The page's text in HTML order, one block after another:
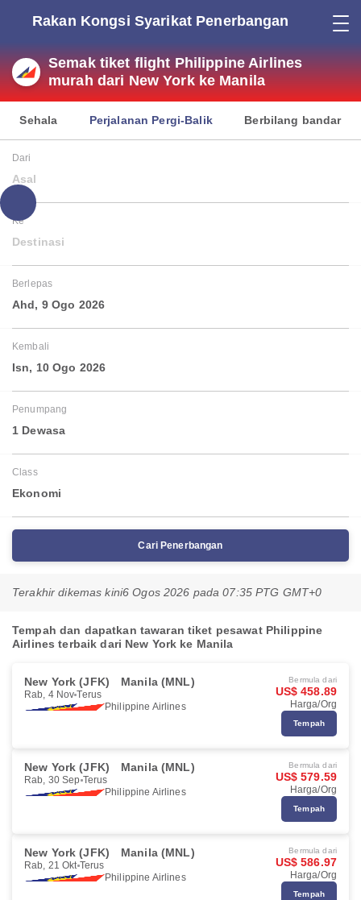
Rakan Kongsi Syarikat Penerbangan
Semak tiket flight Philippine Airlines
murah dari New York ke Manila
Sehala Perjalanan Pergi-Balik Berbilang bandar
Dari
Asal
Ke
Destinasi
Berlepas
Ahd, 9 Ogo 2026
Kembali
Isn, 10 Ogo 2026
Penumpang
1 Dewasa
Class
Ekonomi
Cari Penerbangan
Terakhir dikemas kini6 Ogos 2026 pada 07:35 PTG GMT+0
Tempah dan dapatkan tawaran tiket pesawat Philippine
Airlines terbaik dari New York ke Manila
New York (JFK) Manila (MNL)
Rab, 4 Nov Terus
Philippine Airlines
Bermula dari
US$ 458.89
Harga/Org
Tempah
New York (JFK) Manila (MNL)
Rab, 30 Sep Terus
Philippine Airlines
Bermula dari
US$ 579.59
Harga/Org
Tempah
New York (JFK) Manila (MNL)
Rab, 21 Okt Terus
Philippine Airlines
Bermula dari
US$ 586.97
Harga/Org
Tempah